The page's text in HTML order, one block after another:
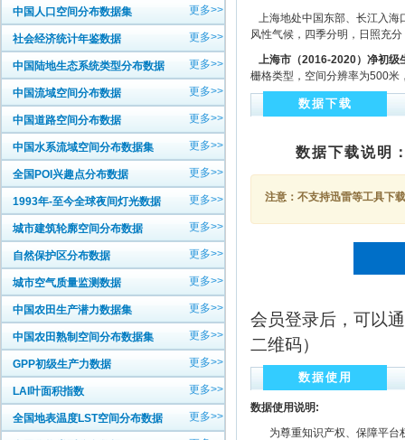
中国人口空间分布数据集 更多>>
社会经济统计年鉴数据 更多>>
中国陆地生态系统类型分布数据 更多>>
中国流域空间分布数据 更多>>
中国道路空间分布数据 更多>>
中国水系流域空间分布数据集 更多>>
全国POI兴趣点分布数据 更多>>
1993年-至今全球夜间灯光数据 更多>>
城市建筑轮廓空间分布数据 更多>>
自然保护区分布数据 更多>>
城市空气质量监测数据 更多>>
中国农田生产潜力数据集 更多>>
中国农田熟制空间分布数据集 更多>>
GPP初级生产力数据 更多>>
LAI叶面积指数 更多>>
全国地表温度LST空间分布数据 更多>>
上海地处中国东部、长江入海
风性气候，四季分明，日照充
上海市 （2016-2020）净初级
栅格类型，空间分辨率为500米
数据下载
数据下载说明
注意：不支持迅雷等工具下
会员登录后，可以
二维码）
数据使用
数据使用说明:
为尊重知识产权、保障平台